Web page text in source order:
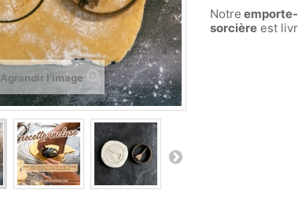
Agrandir l'image
Notre
sorcière est